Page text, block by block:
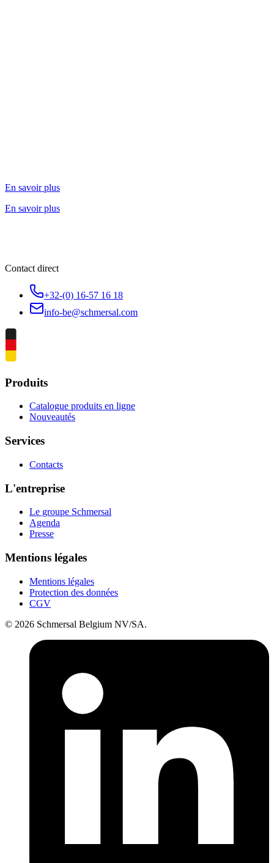
En savoir plus
En savoir plus
Contact direct
+32-(0) 16-57 16 18
info-be@schmersal.com
Produits
Catalogue produits en ligne
Nouveautés
Services
Contacts
L'entreprise
Le groupe Schmersal
Agenda
Presse
Mentions légales
Mentions légales
Protection des données
CGV
© 2026 Schmersal Belgium NV/SA.